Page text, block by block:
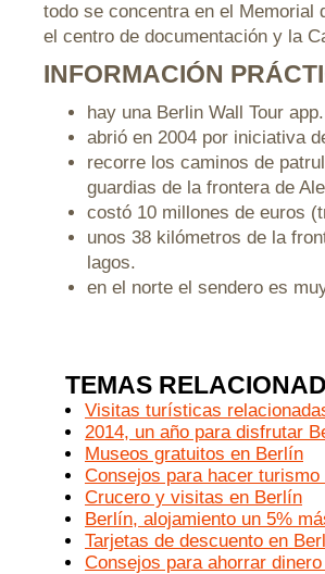
todo se concentra en el
el centro de documentación y la
INFORMACIÓN
hay una Berlin Wall Tour app.
abrió en 2004 por iniciativa
recorre los caminos de
guardias de la frontera de
costó 10 millones de euros
unos 38 kilómetros de la
lagos.
en el norte el sendero es
TEMAS
Visitas turísticas
2014, un año para disfrutar
Museos gratuitos en Berlín
Consejos para hacer
Crucero y visitas en Berlín
Berlín, alojamiento un 5%
Tarjetas de descuento en
Consejos para ahorrar